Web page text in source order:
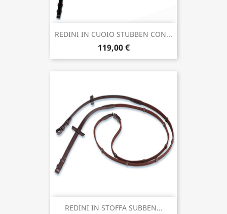
REDINI IN CUOIO STUBBEN CON...
119,00 €
REDINI IN STOFFA SUBBEN...